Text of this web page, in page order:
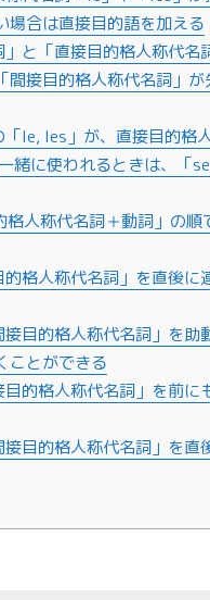
場合は直接目的語を加える
」と「直接目的格人称代名
間接目的格人称代名詞」が
le, les」が、直接目的格
緒に使われるときは、「
格人称代名詞＋動詞」の順
格人称代名詞」を直後に
目的格人称代名詞」を助
ことができる
的格人称代名詞」を前に
目的格人称代名詞」を直